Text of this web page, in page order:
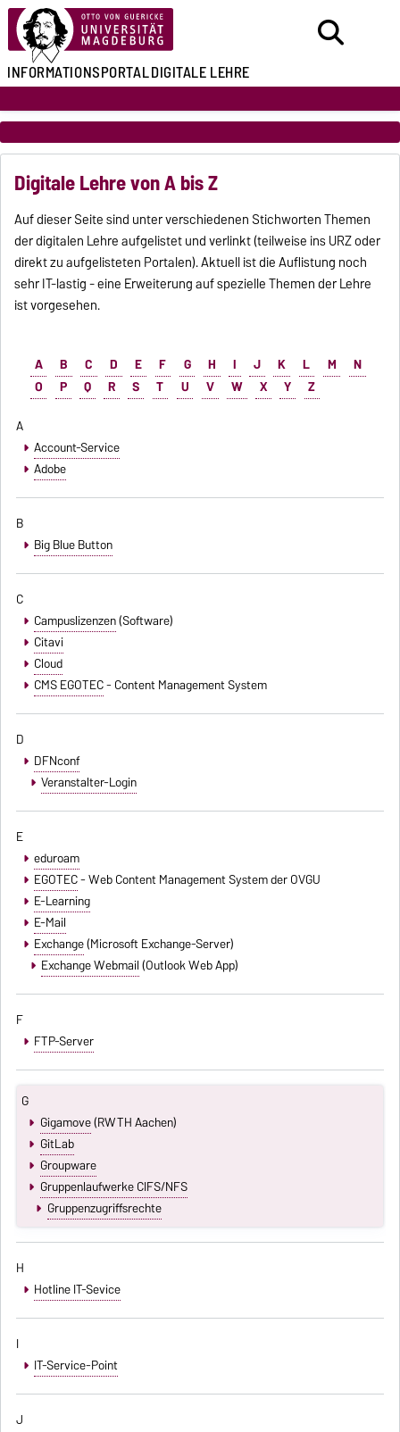
INFORMATIONSPORTALDIGITALE LEHRE
Digitale Lehre von A bis Z
Auf dieser Seite sind unter verschiedenen Stichworten Themen
der digitalen Lehre aufgelistet und verlinkt (teilweise ins URZ oder
direkt zu aufgelisteten Portalen). Aktuell ist die Auflistung noch
sehr IT-lastig - eine Erweiterung auf spezielle Themen der Lehre
ist vorgesehen.
A B C D E F G H I J K L M
N
O
P Q R S T U V W X Y
Z
A
Account-Service
Adobe
B
Big Blue Button
C
Campuslizenzen(Software)
Citavi
Cloud
CMS EGOTEC- Content Management System
D
DFNconf
Veranstalter-Login
E
eduroam
EGOTEC- Web Content Management System der OVGU
E-Learning
E-Mail
Exchange(Microsoft Exchange-Server)
Exchange Webmail(Outlook Web App)
F
FTP-Server
G
Gigamove(RWTH Aachen)
GitLab
Groupware
Gruppenlaufwerke CIFS/NFS
Gruppenzugriffsrechte
H
Hotline IT-Sevice
I
IT-Service-Point
J